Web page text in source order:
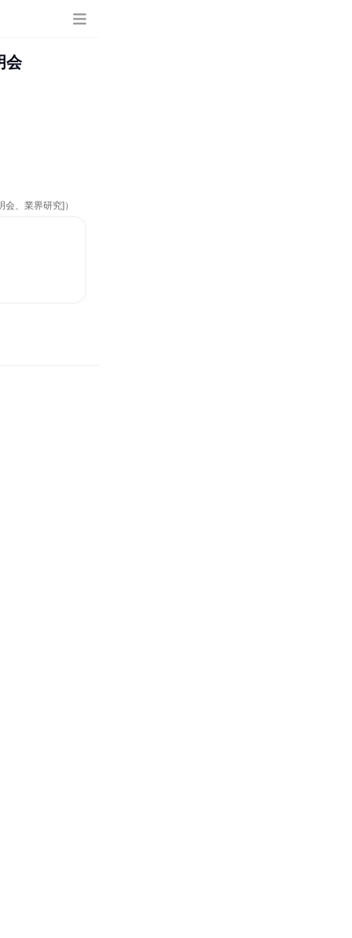
会
、業界研究]）